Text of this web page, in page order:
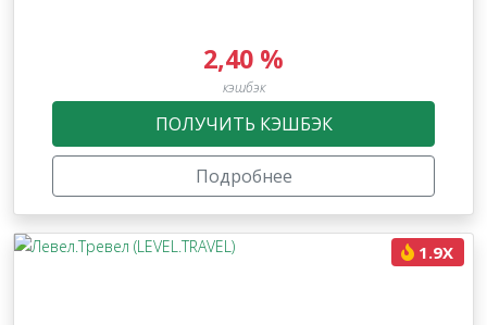
2,40 %
кэшбэк
ПОЛУЧИТЬ КЭШБЭК
Подробнее
1.9X